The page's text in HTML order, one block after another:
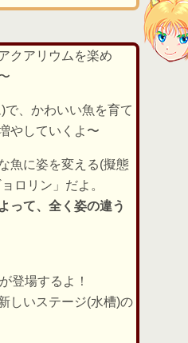
クアリウムを楽め
で、かわいい魚を育て
やしていくよ〜
魚に姿を変える(擬態
ロリン」だよ。
って、全く姿の違う
登場するよ！
しいステージ(水槽)の